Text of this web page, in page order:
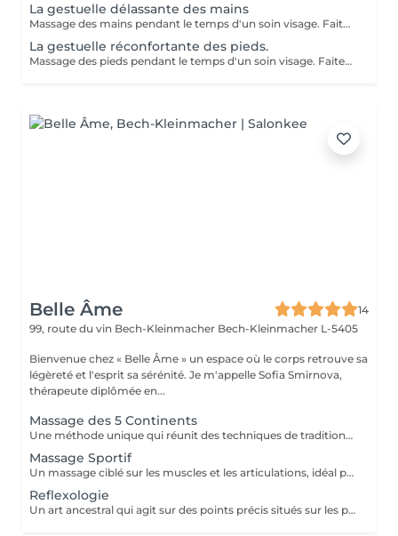
La gestuelle délassante des mains
Massage des mains pendant le temps d'un soin visage. Faites vous plaisir en rajoutant ce petit plus à votre soin visage pour une relaxation intense.
La gestuelle réconfortante des pieds.
Massage des pieds pendant le temps d'un soin visage. Faites vous plaisir en rajoutant ce petit plus à votre soin visage pour une relaxation intense.
Belle Âme
14
99, route du vin Bech-Kleinmacher Bech-Kleinmacher L-5405
Bienvenue chez « Belle Âme » un espace où le corps retrouve sa
légèreté et l'esprit sa sérénité. Je m'appelle Sofia Smirnova,
thérapeute diplômée en...
Massage des 5 Continents
Une méthode unique qui réunit des techniques de traditions du monde entier : lomi-lomi, ayurvédique, californien, suédois, réflexologie et travail énergétique. Ce massage agit sur plusieurs niveaux : il purifie le corps, renforce la vitalité, libère les blocages émotionnels et recharge en énergie. J'y ai intégré mes propres techniques pour rendre chaque séance encore plus profonde et personnalisée. Nettoyage des Chakras inclus dans le soin
Massage Sportif
Un massage ciblé sur les muscles et les articulations, idéal pour les personnes actives et les sportifs. Il favorise la récupération, réduit les tensions et améliore la souplesse. L'intensité est toujours adaptée individuellement - de modérée à très profonde.
Reflexologie
Un art ancestral qui agit sur des points précis situés sur les pieds, reliés aux organes et systèmes de l'organisme. La réflexologie aide à se détendre, améliore le bien-être général, restaure l'équilibre intérieur et active les processus naturels d'auto-régulation du corps.